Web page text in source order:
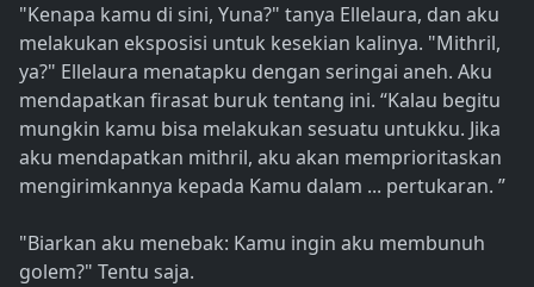
"Kenapa kamu di sini, Yuna?" tanya Ellelaura, dan aku
melakukan eksposisi untuk kesekian kalinya. "Mithril,
ya?" Ellelaura menatapku dengan seringai aneh. Aku
mendapatkan firasat buruk tentang ini. “Kalau begitu
mungkin kamu bisa melakukan sesuatu untukku. Jika
aku mendapatkan mithril, aku akan memprioritaskan
mengirimkannya kepada Kamu dalam ... pertukaran. ”
"Biarkan aku menebak: Kamu ingin aku membunuh
golem?" Tentu saja.